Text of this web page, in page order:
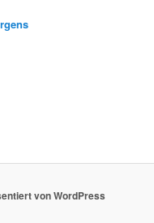
von WordPress